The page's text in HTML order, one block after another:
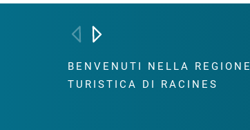
BENVENUTI NELLA REGIONE
TURISTICA DI RACINES